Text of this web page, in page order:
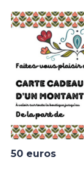
50 euros